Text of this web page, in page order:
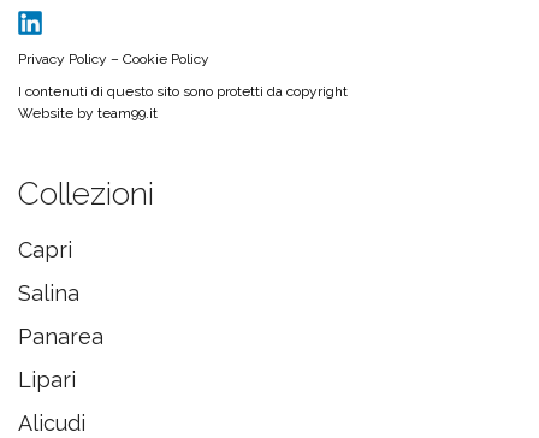
Privacy Policy – Cookie Policy
I contenuti di questo sito sono protetti da copyright
Website by team99.it
Collezioni
Capri
Salina
Panarea
Lipari
Alicudi